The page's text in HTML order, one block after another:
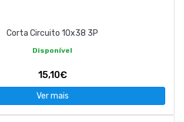
Corta Circuito 10x38 3P
Disponível
15,10€
Ver mais